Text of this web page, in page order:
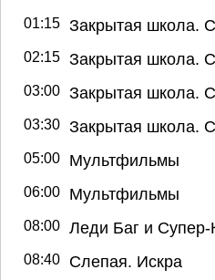
01:15 Закрытая школа.
02:15 Закрытая школа.
03:00 Закрытая школа.
03:30 Закрытая школа.
05:00 Мультфильмы
06:00 Мультфильмы
08:00 Леди Баг и Супер-
08:40 Слепая. Искра